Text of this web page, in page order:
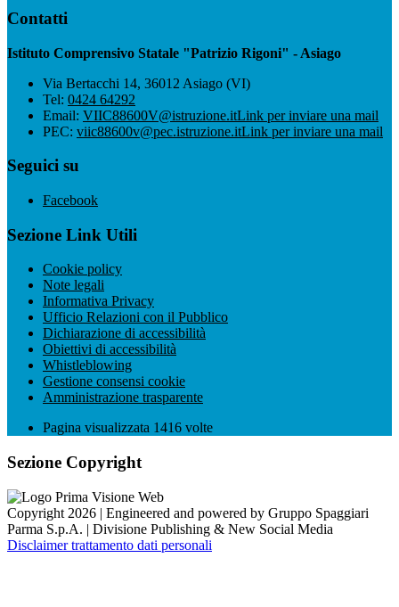
Contatti
Istituto Comprensivo Statale "Patrizio Rigoni" - Asiago
Via Bertacchi 14, 36012 Asiago (VI)
Tel: 0424 64292
Email: VIIC88600V@istruzione.itLink per inviare una mail
PEC: viic88600v@pec.istruzione.itLink per inviare una mail
Seguici su
Facebook
Sezione Link Utili
Cookie policy
Note legali
Informativa Privacy
Ufficio Relazioni con il Pubblico
Dichiarazione di accessibilità
Obiettivi di accessibilità
Whistleblowing
Gestione consensi cookie
Amministrazione trasparente
Pagina visualizzata 1416 volte
Sezione Copyright
Copyright 2026 | Engineered and powered by Gruppo Spaggiari
Parma S.p.A. | Divisione Publishing & New Social Media
Disclaimer trattamento dati personali